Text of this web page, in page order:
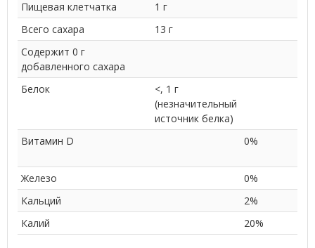
Пищевая клетчатка
1 г
Всего сахара
13 г
Содержит 0 г
добавленного сахара
Белок
<, 1 г
(незначительный
источник белка)
Витамин D
0%
Железо
0%
Кальций
2%
Калий
20%